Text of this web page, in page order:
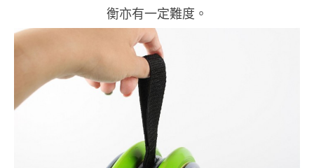
衡亦有一定難度。